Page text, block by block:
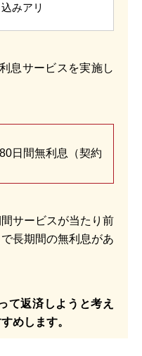
みアリ
息サービスを実施し
日間無利息（契約
サービスが当たり前
長期間の無利息があ
て返済しようと考え
めします。